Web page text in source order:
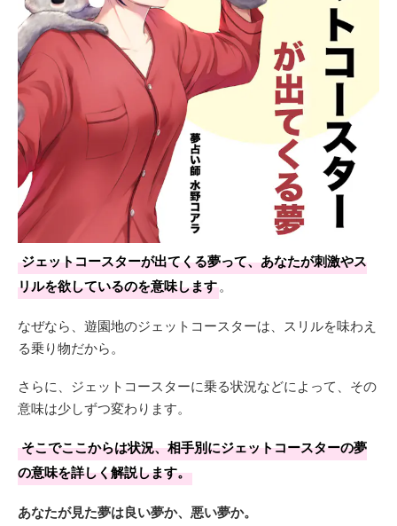
ジェットコースターが出てくる夢って、あなたが刺激やス
リルを欲しているのを意味します。
なぜなら、遊園地のジェットコースターは、スリルを味わえ
る乗り物だから。
さらに、ジェットコースターに乗る状況などによって、その
意味は少しずつ変わります。
そこでここからは状況、相手別にジェットコースターの夢
の意味を詳しく解説します。
あなたが見た夢は良い夢か、悪い夢か。